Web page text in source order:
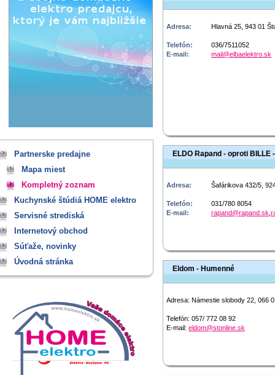
Partnerske predajne
Mapa miest
Kompletný zoznam
Kuchynské štúdiá HOME elektro
Servisné strediská
Internetový obchod
Súťaže, novinky
Úvodná stránka
Adresa: Hlavná 25, 943 01
Telefón:
036/7511052
E-mail:
mail@elbaelektro.sk
ELDO Rapand - oproti BILLE
Adresa: Šafárikova 432/5,
Telefón:
031/780 8054
E-mail:
rapand@rapand.sk
Eldom - Humenné
Adresa: Námestie slobody 22, 066
Telefón: ​057/ 772 08 92
E-mail: eldom@stonline.sk